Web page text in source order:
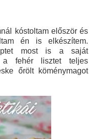
kóstoltam először és
én is elkészítem.
most is a saját
a fehér lisztet teljes
őrölt köménymagot